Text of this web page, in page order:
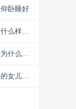
卧睡好
么样的
什么叫
女儿早